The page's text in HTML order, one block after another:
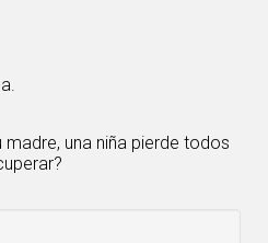
una niña pierde todos